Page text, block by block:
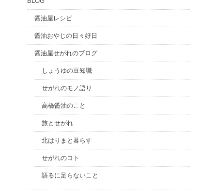
醤油屋レシピ
醤油おやじの日々好日
醤油屋せがれのブログ
しょうゆの豆知識
せがれのモノ語り
高橋醤油のこと
旅とせがれ
北はりまと暮らす
せがれのコト
語るに足らないこと